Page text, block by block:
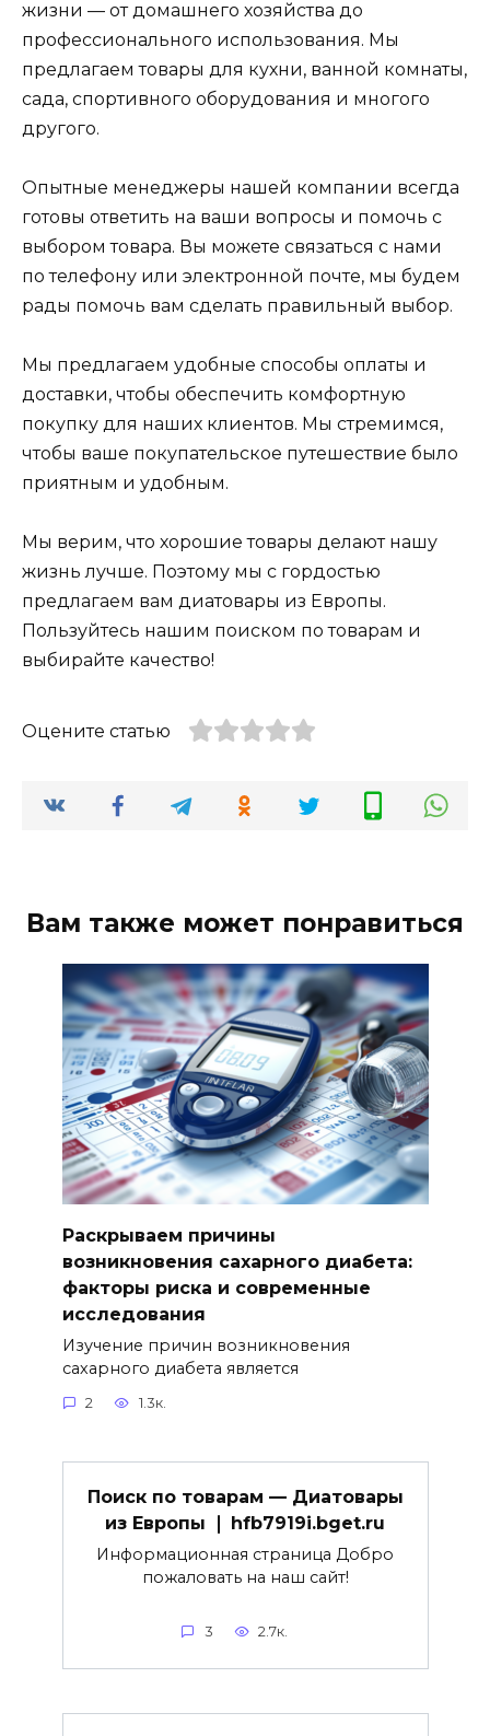
жизни — от домашнего хозяйства до
профессионального использования. Мы
предлагаем товары для кухни, ванной комнаты,
сада, спортивного оборудования и многого
другого.
Опытные менеджеры нашей компании всегда
готовы ответить на ваши вопросы и помочь с
выбором товара. Вы можете связаться с нами
по телефону или электронной почте, мы будем
рады помочь вам сделать правильный выбор.
Мы предлагаем удобные способы оплаты и
доставки, чтобы обеспечить комфортную
покупку для наших клиентов. Мы стремимся,
чтобы ваше покупательское путешествие было
приятным и удобным.
Мы верим, что хорошие товары делают нашу
жизнь лучше. Поэтому мы с гордостью
предлагаем вам диатовары из Европы.
Пользуйтесь нашим поиском по товарам и
выбирайте качество!
Оцените статью
Вам также может понравиться
Раскрываем причины
возникновения сахарного диабета:
факторы риска и современные
исследования
Изучение причин возникновения
сахарного диабета является
2 1.3к.
Поиск по товарам — Диатовары
из Европы ❘ hfb7919i.bget.ru
Информационная страница Добро
пожаловать на наш сайт!
3 2.7к.